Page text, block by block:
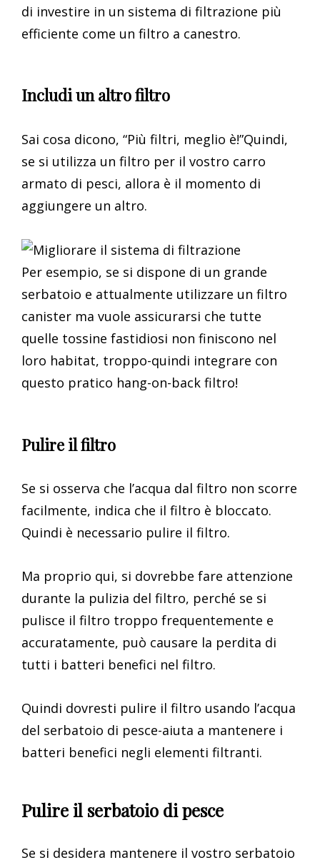
di investire in un sistema di filtrazione più
efficiente come un filtro a canestro.
Includi un altro filtro
Sai cosa dicono, “Più filtri, meglio è!”Quindi,
se si utilizza un filtro per il vostro carro
armato di pesci, allora è il momento di
aggiungere un altro.
Per esempio, se si dispone di un grande
serbatoio e attualmente utilizzare un filtro
canister ma vuole assicurarsi che tutte
quelle tossine fastidiosi non finiscono nel
loro habitat, troppo-quindi integrare con
questo pratico hang-on-back filtro!
Pulire il filtro
Se si osserva che l’acqua dal filtro non scorre
facilmente, indica che il filtro è bloccato.
Quindi è necessario pulire il filtro.
Ma proprio qui, si dovrebbe fare attenzione
durante la pulizia del filtro, perché se si
pulisce il filtro troppo frequentemente e
accuratamente, può causare la perdita di
tutti i batteri benefici nel filtro.
Quindi dovresti pulire il filtro usando l’acqua
del serbatoio di pesce-aiuta a mantenere i
batteri benefici negli elementi filtranti.
Pulire il serbatoio di pesce
Se si desidera mantenere il vostro serbatoio